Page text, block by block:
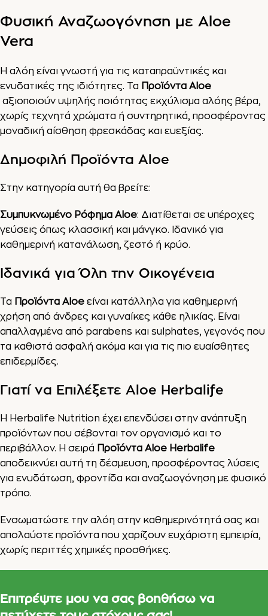
Φυσική Αναζωογόνηση με Aloe
Vera
Η αλόη είναι γνωστή για τις καταπραϋντικές και
ενυδατικές της ιδιότητες. Τα Προϊόντα Aloe
αξιοποιούν υψηλής ποιότητας εκχύλισμα αλόης βέρα,
χωρίς τεχνητά χρώματα ή συντηρητικά, προσφέροντας
μοναδική αίσθηση φρεσκάδας και ευεξίας.
Δημοφιλή Προϊόντα Aloe
Στην κατηγορία αυτή θα βρείτε:
Συμπυκνωμένο Ρόφημα Aloe: Διατίθεται σε υπέροχες
γεύσεις όπως κλασσική και μάνγκο. Ιδανικό για
καθημερινή κατανάλωση, ζεστό ή κρύο.
Ιδανικά για Όλη την Οικογένεια
Τα Προϊόντα Aloe είναι κατάλληλα για καθημερινή
χρήση από άνδρες και γυναίκες κάθε ηλικίας. Είναι
απαλλαγμένα από parabens και sulphates, γεγονός που
τα καθιστά ασφαλή ακόμα και για τις πιο ευαίσθητες
επιδερμίδες.
Γιατί να Επιλέξετε Aloe Herbalife
Η Herbalife Nutrition έχει επενδύσει στην ανάπτυξη
προϊόντων που σέβονται τον οργανισμό και το
περιβάλλον. Η σειρά Προϊόντα Aloe Herbalife
αποδεικνύει αυτή τη δέσμευση, προσφέροντας λύσεις
για ενυδάτωση, φροντίδα και αναζωογόνηση με φυσικό
τρόπο.
Ενσωματώστε την αλόη στην καθημερινότητά σας και
απολαύστε προϊόντα που χαρίζουν ευχάριστη εμπειρία,
χωρίς περιττές χημικές προσθήκες.
Επιτρέψτε μου να σας βοηθήσω να